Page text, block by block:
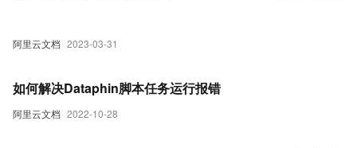
阿里云文档 2023-03-31
阿里云文档 2022-10-28
如何解决Dataphin脚本任务运行报错